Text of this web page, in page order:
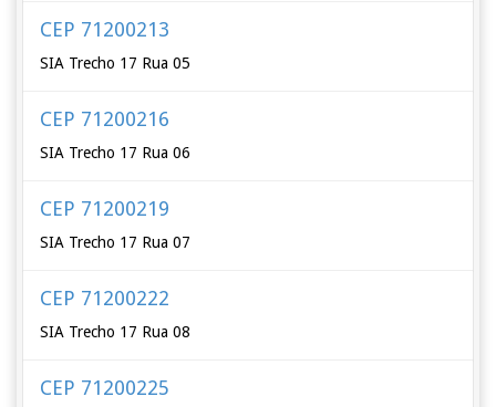
CEP 71200213
SIA Trecho 17 Rua 05
CEP 71200216
SIA Trecho 17 Rua 06
CEP 71200219
SIA Trecho 17 Rua 07
CEP 71200222
SIA Trecho 17 Rua 08
CEP 71200225